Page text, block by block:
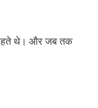
रहते थे। और जब तक